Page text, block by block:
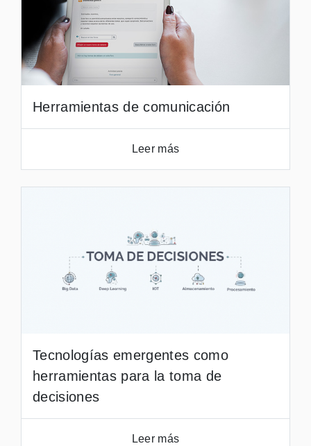
Herramientas de comunicación
Leer más
Tecnologías emergentes como
herramientas para la toma de
decisiones
Leer más